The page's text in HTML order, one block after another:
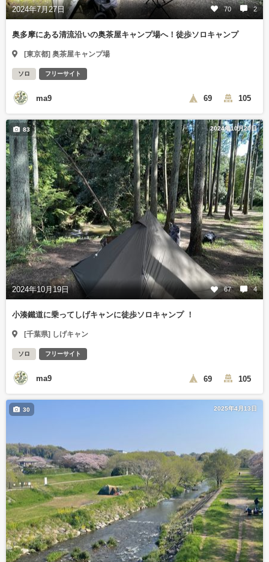
2024年7月27日 70 2
奥多摩にある清流沿いの奥茶屋キャンプ場へ！徒歩ソロキャンプ
[東京都] 奥茶屋キャンプ場
ソロ フリーサイト
ma9 69 105
2024年10月20日
2024年10月19日 67 4
83
小湊鐵道に乗ってしげキャンに徒歩ソロキャンプ ！
[千葉県] しげキャン
ソロ フリーサイト
ma9 69 105
2025年4月13日
30